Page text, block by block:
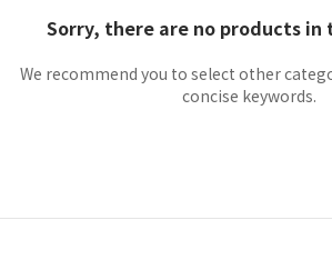
Sorry, there are no products in
We recommend you to select other
concise keywords.